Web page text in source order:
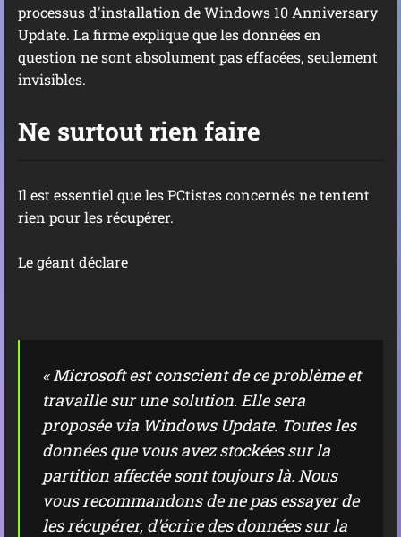
processus d'installation de Windows 10 Anniversary
Update. La firme explique que les données en
question ne sont absolument pas effacées, seulement
invisibles.
Ne surtout rien faire
Il est essentiel que les PCtistes concernés ne tentent
rien pour les récupérer.
Le géant déclare
« Microsoft est conscient de ce problème et
travaille sur une solution. Elle sera
proposée via Windows Update. Toutes les
données que vous avez stockées sur la
partition affectée sont toujours là. Nous
vous recommandons de ne pas essayer de
les récupérer, d'écrire des données sur la